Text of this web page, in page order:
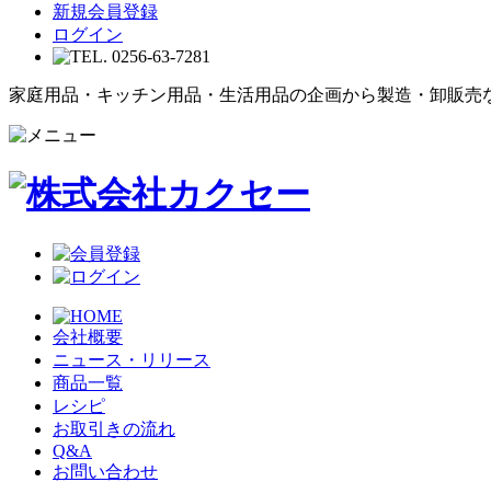
新規会員登録
ログイン
家庭用品・キッチン用品・生活用品の企画から製造・卸販売
会社概要
ニュース・リリース
商品一覧
レシピ
お取引きの流れ
Q&A
お問い合わせ